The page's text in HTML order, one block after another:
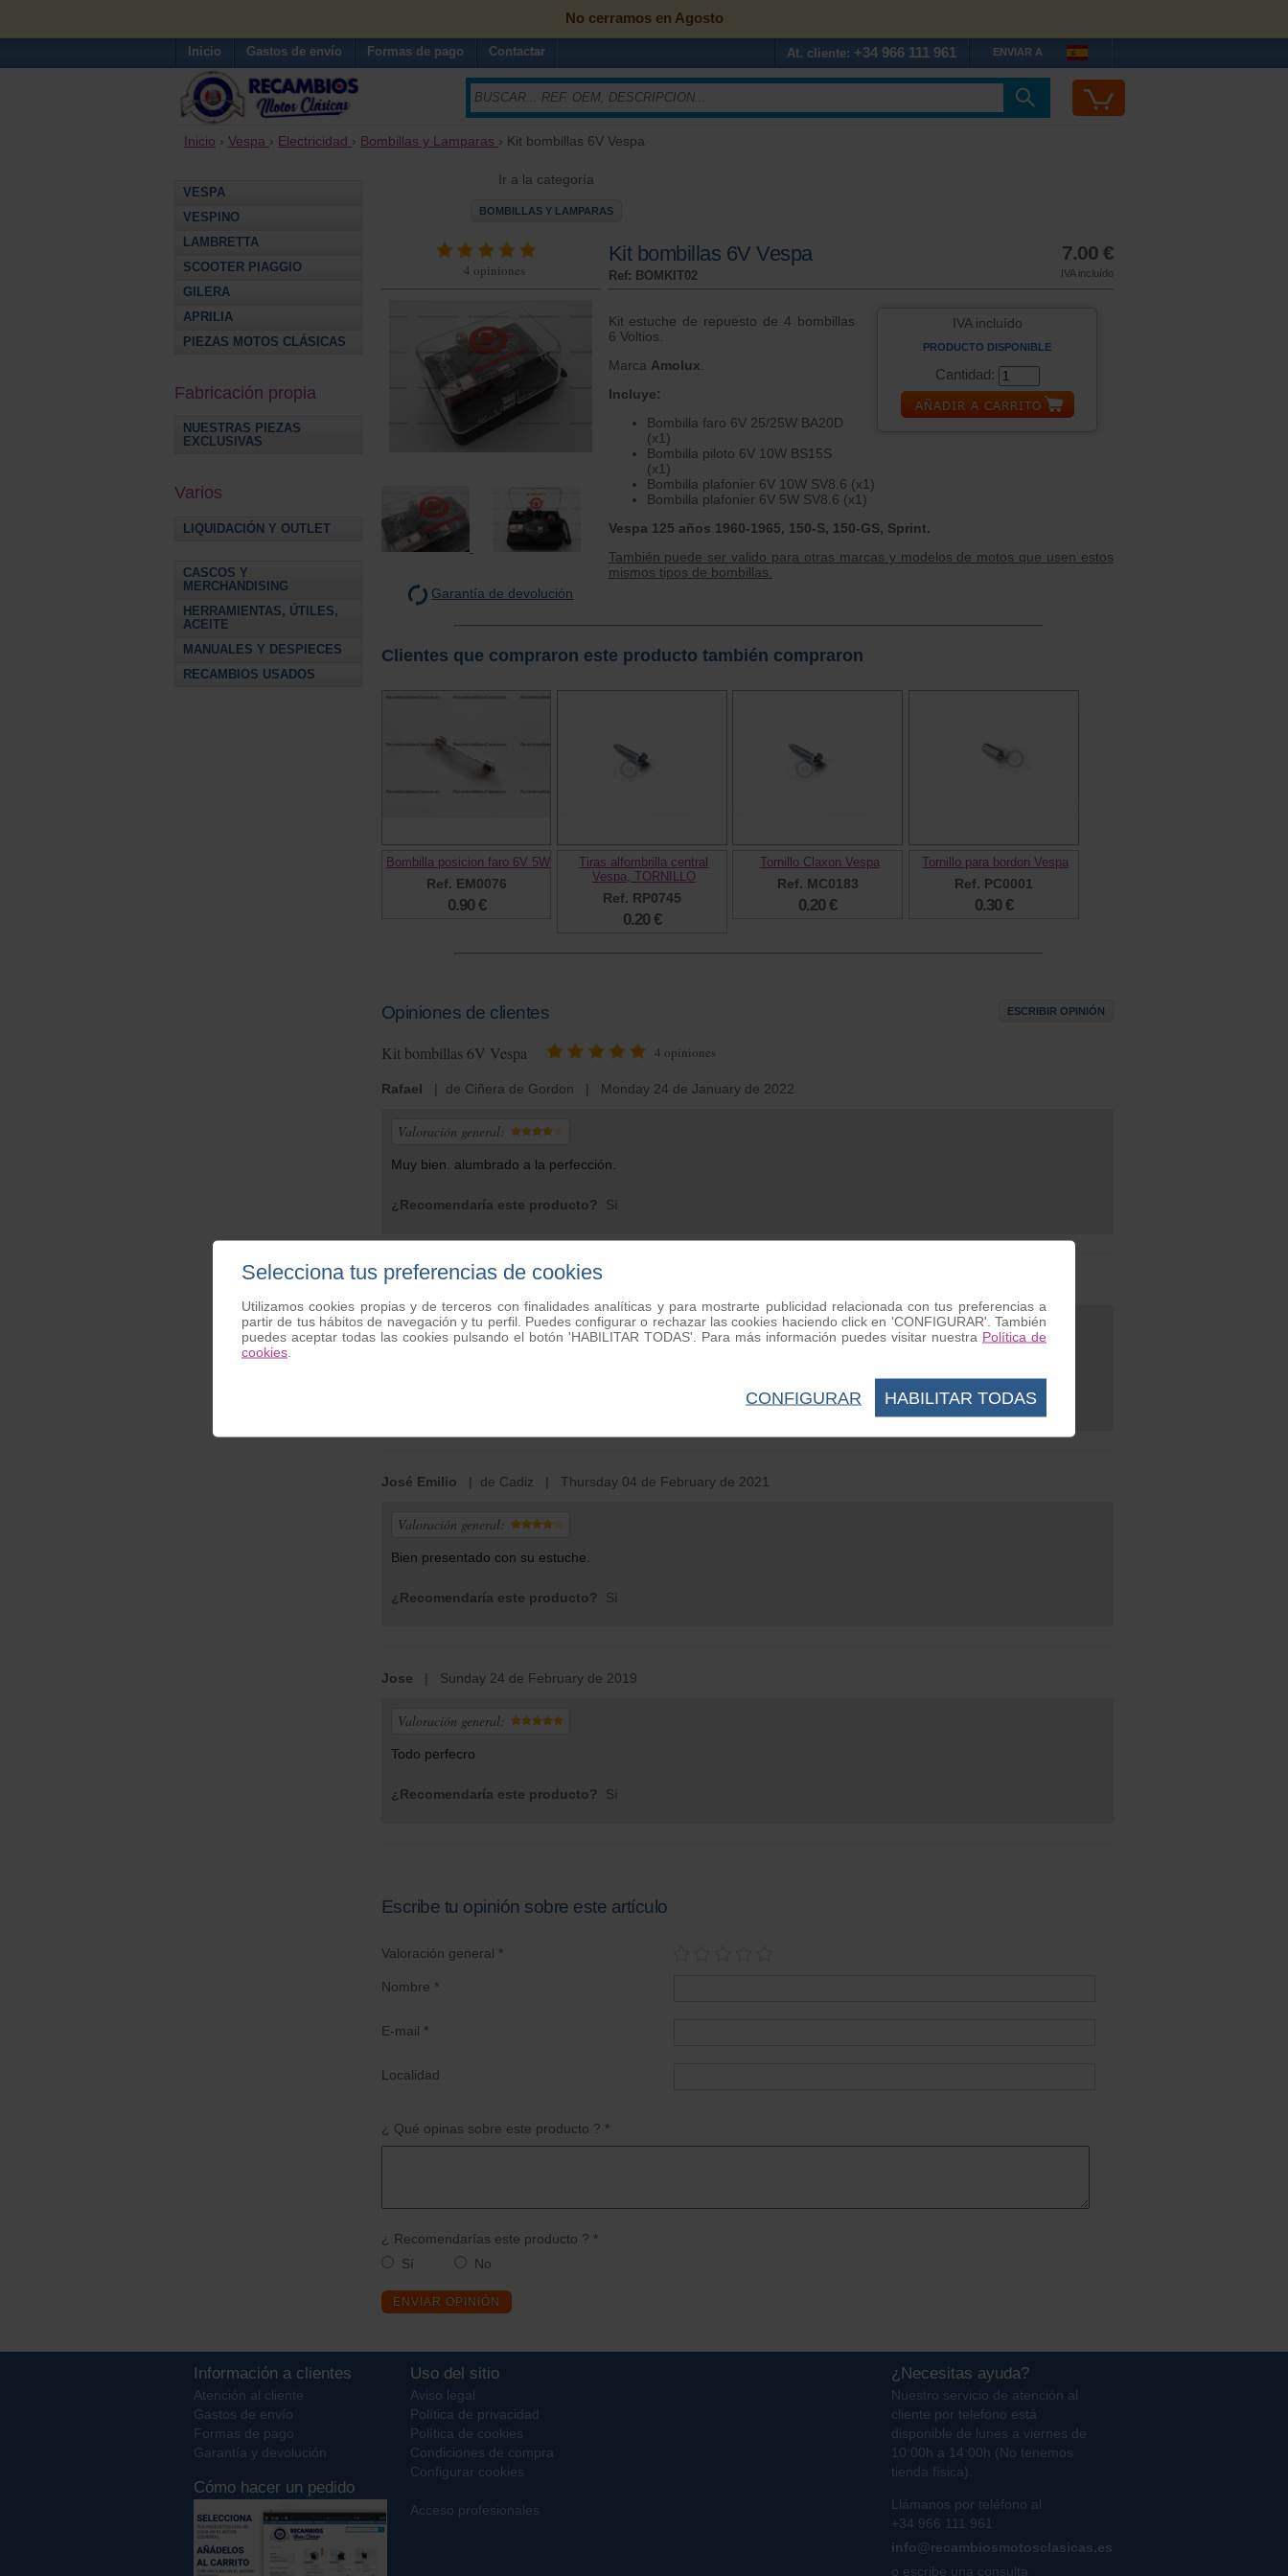
No cerramos en Agosto
Inicio Gastos de envío Formas de pago Contactar At. cliente: +34 966 111 961 ENVIAR A
Inicio › Vespa › Electricidad › Bombillas y Lamparas › Kit bombillas 6V Vespa
VESPA
VESPINO
LAMBRETTA
SCOOTER PIAGGIO
GILERA
APRILIA
PIEZAS MOTOS CLÁSICAS
Fabricación propia
NUESTRAS PIEZAS
EXCLUSIVAS
Varios
LIQUIDACIÓN Y OUTLET
CASCOS Y
MERCHANDISING
HERRAMIENTAS, ÚTILES,
ACEITE
MANUALES Y DESPIECES
RECAMBIOS USADOS
Ir a la categoría
BOMBILLAS Y LAMPARAS
4 opiniones
Kit bombillas 6V Vespa
Ref: BOMKIT02
7.00 €
IVA incluído
Garantía de devolución
IVA incluído
PRODUCTO DISPONIBLE
Cantidad:
Kit estuche de repuesto de 4 bombillas
6 Voltios.
Marca Amolux
Incluye:
Bombilla faro 6V 25/25W BA20D
(x1)
Bombilla piloto 6V 10W BS15S
(x1)
Bombilla plafonier 6V 10W SV8.6 (x1)
Bombilla plafonier 6V 5W SV8.6 (x1)
Vespa 125 años 1960-1965, 150-S, 150-GS, Sprint.
También puede ser valido para otras marcas y modelos de motos que usen estos
mismos tipos de bombillas.
Clientes que compraron este producto también compraron
Bombilla posicion faro 6V 5W
Ref. EM0076
0.90 €
Tiras alfombrilla central
Vespa, TORNILLO
Ref. RP0745
0.20 €
Tornillo Claxon Vespa
Ref. MC0183
0.20 €
Tornillo para bordon Vespa
Ref. PC0001
0.30 €
Opiniones de clientes ESCRIBIR OPINIÓN
Kit bombillas 6V Vespa 4 opiniones
Rafael | de Ciñera de Gordon | Monday 24 de January de 2022
Valoración general:
Muy bien. alumbrado a la perfección.
¿Recomendaría este producto? Sí
Luis Fernando
Valoración general:
José Emilio | de Cadiz | Thursday 04 de February de 2021
Valoración general:
Bien presentado con su estuche.
¿Recomendaría este producto? Sí
Jose | Sunday 24 de February de 2019
Valoración general:
Todo perfecro
¿Recomendaría este producto? Sí
Escribe tu opinión sobre este artículo
Valoración general *
Nombre *
E-mail *
Localidad
¿ Qué opinas sobre este producto ? *
¿ Recomendarías este producto ? *
Sí
No
ENVIAR OPINIÓN
Información a clientes
Atención al cliente
Gastos de envío
Formas de pago
Garantía y devolución
Cómo hacer un pedido
Uso del sitio
Aviso legal
Política de privacidad
Política de cookies
Condiciones de compra
Configurar cookies
Acceso profesionales
¿Necesitas ayuda?
Nuestro servicio de atención al
cliente por telefono está
disponible de lunes a viernes de
10:00h a 14:00h (No tenemos
tienda física).
Llámanos por teléfono al
+34 966 111 961
info@recambiosmotosclasicas.es
o escribe una consulta
Selecciona tus preferencias de cookies
Utilizamos cookies propias y de terceros con finalidades analíticas y para mostrarte publicidad relacionada con tus preferencias a
partir de tus hábitos de navegación y tu perfil. Puedes configurar o rechazar las cookies haciendo click en 'CONFIGURAR'. También
puedes aceptar todas las cookies pulsando el botón 'HABILITAR TODAS'. Para más información puedes visitar nuestra Política de
cookies
CONFIGURAR HABILITAR TODAS